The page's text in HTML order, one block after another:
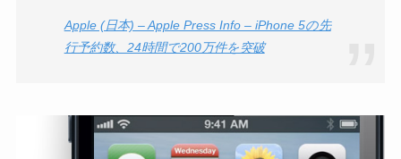
Apple (日本) – Apple Press Info – iPhone 5の先
行予約数、24時間で200万件を突破